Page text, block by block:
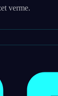
verme.